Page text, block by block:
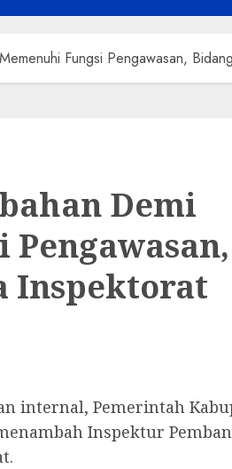
Fungsi Pengawasan,
Demi
Inspektorat
internal, Pemerintah
Inspektur